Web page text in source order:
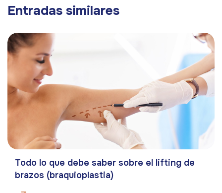
Entradas similares
Todo lo que debe saber sobre el lifting de
brazos (braquioplastia)